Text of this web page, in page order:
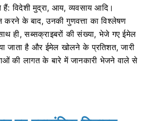
हैं: विदेशी मुद्रा, आय, व्यवसाय आदि।
के बाद, उनकी गुणवत्ता का विश्लेषण
ही, सब्सक्राइबरों की संख्या, भेजे गए ईमेल
जाता है और ईमेल खोलने के प्रतिशत, जारी
की लागत के बारे में जानकारी भेजने वाले से